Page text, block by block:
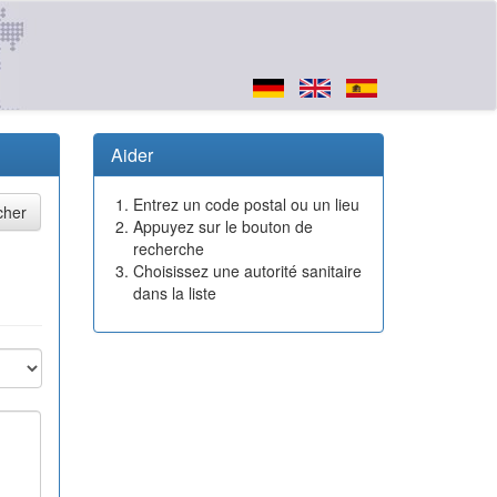
Aider
Entrez un code postal ou un lieu
Appuyez sur le bouton de
recherche
Choisissez une autorité sanitaire
dans la liste